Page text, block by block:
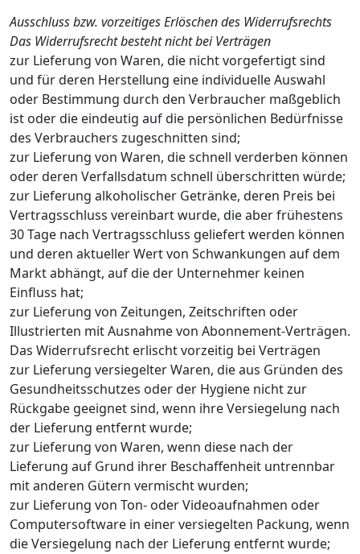
Ausschluss bzw. vorzeitiges Erlöschen des Widerrufsrechts
Das Widerrufsrecht besteht nicht bei Verträgen
zur Lieferung von Waren, die nicht vorgefertigt sind
und für deren Herstellung eine individuelle Auswahl
oder Bestimmung durch den Verbraucher maßgeblich
ist oder die eindeutig auf die persönlichen Bedürfnisse
des Verbrauchers zugeschnitten sind;
zur Lieferung von Waren, die schnell verderben können
oder deren Verfallsdatum schnell überschritten würde;
zur Lieferung alkoholischer Getränke, deren Preis bei
Vertragsschluss vereinbart wurde, die aber frühestens
30 Tage nach Vertragsschluss geliefert werden können
und deren aktueller Wert von Schwankungen auf dem
Markt abhängt, auf die der Unternehmer keinen
Einfluss hat;
zur Lieferung von Zeitungen, Zeitschriften oder
Illustrierten mit Ausnahme von Abonnement-Verträgen.
Das Widerrufsrecht erlischt vorzeitig bei Verträgen
zur Lieferung versiegelter Waren, die aus Gründen des
Gesundheitsschutzes oder der Hygiene nicht zur
Rückgabe geeignet sind, wenn ihre Versiegelung nach
der Lieferung entfernt wurde;
zur Lieferung von Waren, wenn diese nach der
Lieferung auf Grund ihrer Beschaffenheit untrennbar
mit anderen Gütern vermischt wurden;
zur Lieferung von Ton- oder Videoaufnahmen oder
Computersoftware in einer versiegelten Packung, wenn
die Versiegelung nach der Lieferung entfernt wurde;